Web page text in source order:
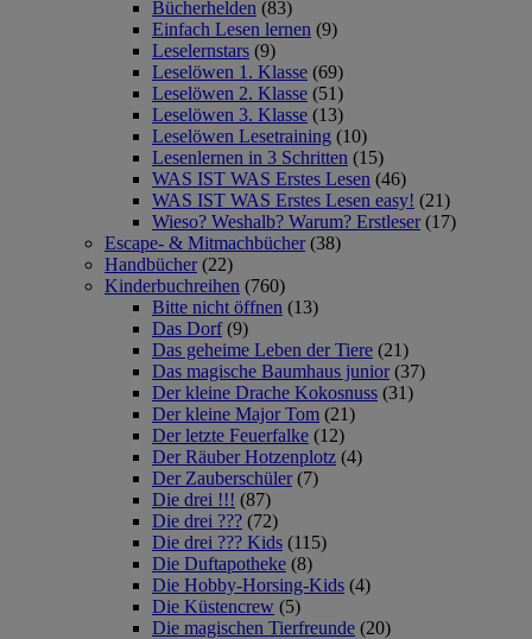
Bücherhelden (83)
Einfach Lesen lernen (9)
Leselernstars (9)
Leselöwen 1. Klasse (69)
Leselöwen 2. Klasse (51)
Leselöwen 3. Klasse (13)
Leselöwen Lesetraining (10)
Lesenlernen in 3 Schritten (15)
WAS IST WAS Erstes Lesen (46)
WAS IST WAS Erstes Lesen easy! (21)
Wieso? Weshalb? Warum? Erstleser (17)
Escape- & Mitmachbücher (38)
Handbücher (22)
Kinderbuchreihen (760)
Bitte nicht öffnen (13)
Das Dorf (9)
Das geheime Leben der Tiere (21)
Das magische Baumhaus junior (37)
Der kleine Drache Kokosnuss (31)
Der kleine Major Tom (21)
Der letzte Feuerfalke (12)
Der Räuber Hotzenplotz (4)
Der Zauberschüler (7)
Die drei !!! (87)
Die drei ??? (72)
Die drei ??? Kids (115)
Die Duftapotheke (8)
Die Hobby-Horsing-Kids (4)
Die Küstencrew (5)
Die magischen Tierfreunde (20)